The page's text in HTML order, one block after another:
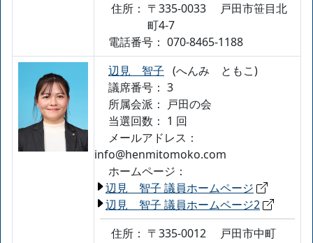
住所： 〒335-0033
戸田市笹目北
町4-7
電話番号： 070-8465-1188
辺見 智子 (へんみ ともこ)
議席番号： 3
所属会派：
戸田の会
当選回数： 1 回
メールアドレス：
info@henmitomoko.com
ホームページ：
辺見 智子 議員ホームページ
辺見 智子 議員ホームページ2
住所： 〒335-0012
戸田市中町